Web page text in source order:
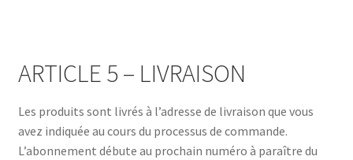
ARTICLE 5 – LIVRAISON
Les produits sont livrés à l’adresse de livraison que vous
avez indiquée au cours du processus de commande.
L’abonnement débute au prochain numéro à paraître du